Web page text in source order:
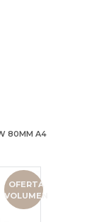
80MM A4
OFERTA
VOLUMEN